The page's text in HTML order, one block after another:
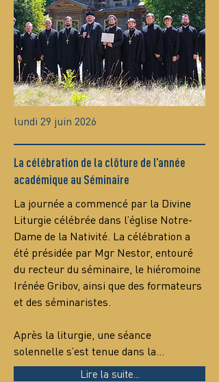
lundi 29 juin 2026
La célébration de la clôture de l’année
académique au Séminaire
La journée a commencé par la Divine
Liturgie célébrée dans l’église Notre-
Dame de la Nativité. La célébration a
été présidée par Mgr Nestor, entouré
du recteur du séminaire, le hiéromoine
Irénée Gribov, ainsi que des formateurs
et des séminaristes.
Après la liturgie, une séance
solennelle s’est tenue dans la…
Lire la suite...